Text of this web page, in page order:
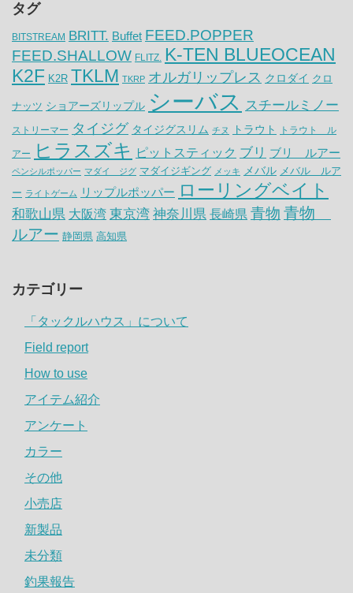
タグ
BITSTREAM BRITT. Buffet FEED.POPPER
FEED.SHALLOW FLITZ. K-TEN BLUEOCEAN
K2F K2R TKLM TKRP オルガリップレス クロダイ クロ
ナッツ ショアーズリップル シーバス スチールミノー
ストリーマー タイジグ タイジグスリム チヌ トラウト トラウト ル
アー ヒラスズキ ピットスティック ブリ ブリ ルアー
ペンシルポッパー マダイ ジグ マダイジギング メッキ メバル メバル ルア
ー ライトゲーム リップルポッパー ローリングベイト
和歌山県 大阪湾 東京湾 神奈川県 長崎県 青物 青物
ルアー 静岡県 高知県
カテゴリー
「タックルハウス」について
Field report
How to use
アイテム紹介
アンケート
カラー
その他
小売店
新製品
未分類
釣果報告